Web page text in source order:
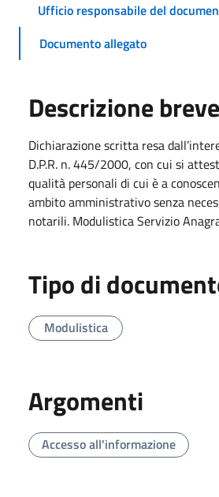
Ufficio responsabile del
Documento allegato
Descrizione breve
Dichiarazione scritta resa
D.P.R. n. 445/2000, con cui si
qualità personali di cui è a
ambito amministrativo senza
notarili. Modulistica Servizio
Tipo di
Modulistica
Argomenti
Accesso all'informazione